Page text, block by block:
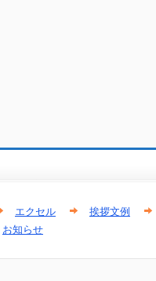
エクセル 挨拶文例
お知らせ